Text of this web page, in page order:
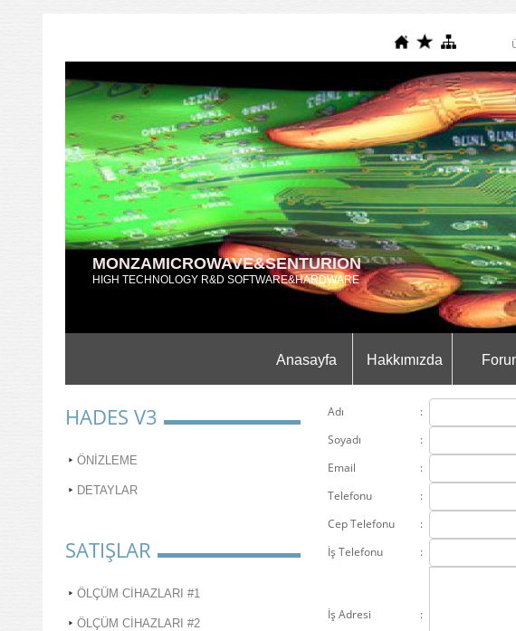
MONZAMICROWAVE&SENTURION
HIGH TECHNOLOGY R&D SOFTWARE&HARDWARE
Anasayfa Hakkımızda
HADES V3
ÖNİZLEME
DETAYLAR
SATIŞLAR
ÖLÇÜM CİHAZLARI #1
ÖLÇÜM CİHAZLARI #2
Adı :
Soyadı
:
Email
:
Telefonu
:
Cep Telefonu
:
İş Telefonu
:
İş Adresi :